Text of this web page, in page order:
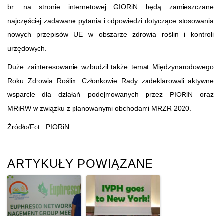
br. na stronie internetowej GIORiN będą zamieszczane
najczęściej zadawane pytania i odpowiedzi dotyczące stosowania
nowych przepisów UE w obszarze zdrowia roślin i kontroli
urzędowych.
Duże zainteresowanie wzbudził także temat Międzynarodowego
Roku Zdrowia Roślin. Członkowie Rady zadeklarowali aktywne
wsparcie dla działań podejmowanych przez PIORiN oraz
MRiRW w związku z planowanymi obchodami MRZR 2020.
Źródło/Fot.: PIORiN
ARTYKUŁY POWIĄZANE